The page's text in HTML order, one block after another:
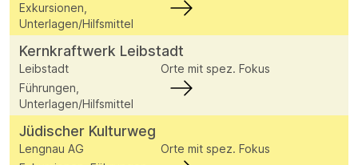
Exkursionen,
Unterlagen/Hilfsmittel
Kernkraftwerk Leibstadt
Leibstadt
Orte mit spez. Fokus
Führungen,
Unterlagen/Hilfsmittel
Jüdischer Kulturweg
Lengnau AG
Orte mit spez. Fokus